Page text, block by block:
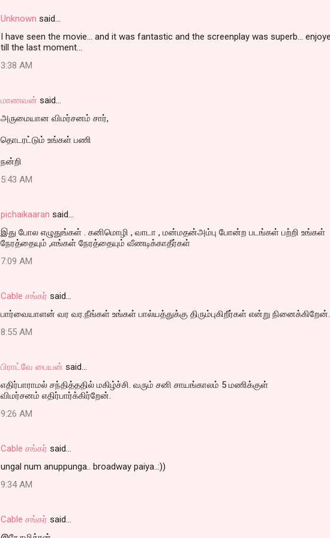
Unknown said…
I have seen the movie... and it was fantastic and the screenplay was superb...
till the last moment...
3:38 AM
மாணவன் said…
அருமையான விமர்சனம் சார்,
தொடரட்டும் உங்கள் பணி
நன்றி
5:43 AM
pichaikaaran said…
இது போல எழுதுங்கள் . கனிமொழி , வாடா , மன்மதன்அம்பு போன்ற படங்கள் பற்றி உங்கள்
நேரத்தையும் ,எங்கள் நேரத்தையும் வீணடிக்காதீர்கள்
7:09 AM
Cable சங்கர் said…
பார்வையாளன் வர வர.நீங்கள் உங்கள் பால்யத்துக்கு திரும்புகிறீர்கள் என்று
8:55 AM
பிராட்வே பையன் said…
எதிர்பாராமல் சந்தித்ததில் மகிழ்ச்சி. வரும் சனி சாயங்காலம் 5 மணிக்குள்
விமர்சனம் எதிர்பார்க்கிர்றேன்.
9:26 AM
Cable சங்கர் said…
ungal num anuppunga.. broadway paiya..:))
9:34 AM
Cable சங்கர் said…